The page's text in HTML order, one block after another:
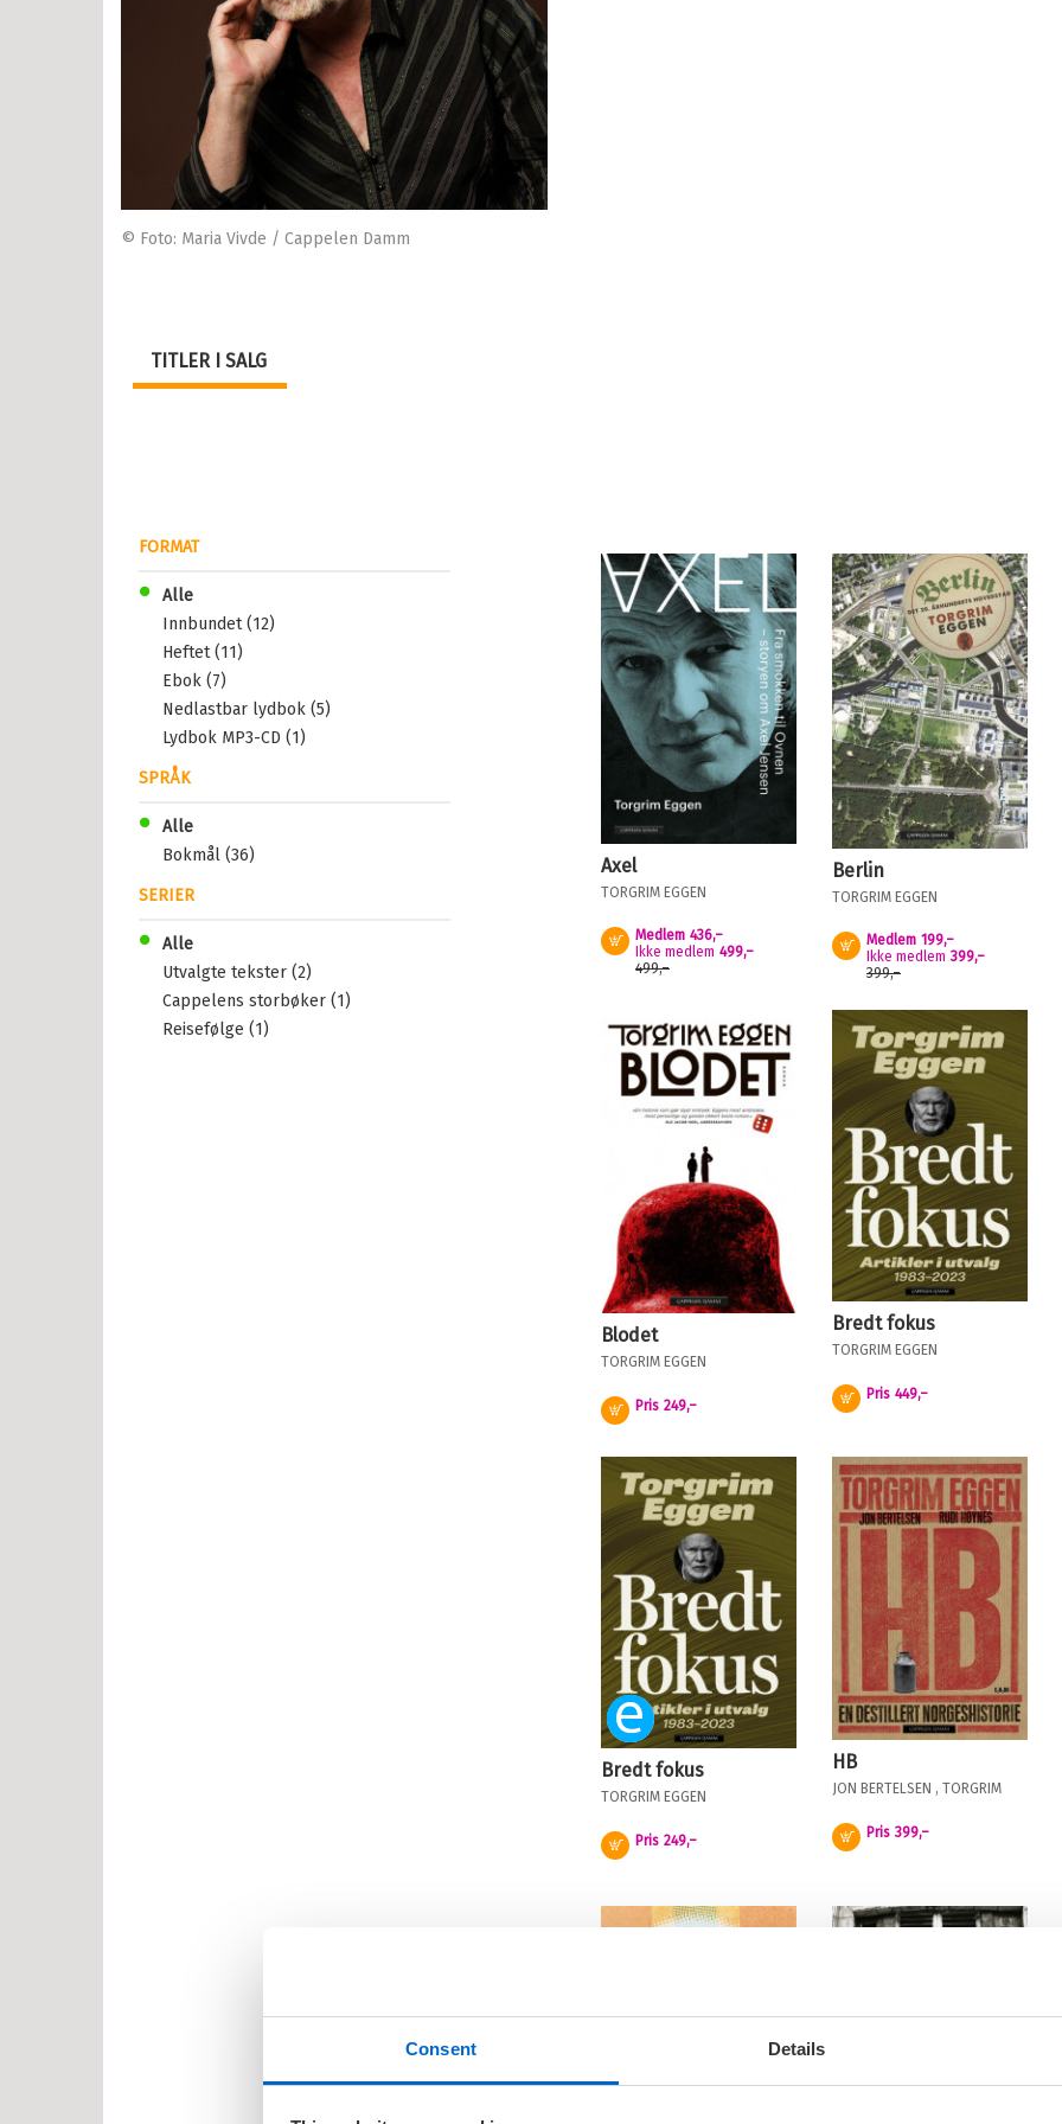
Consent Details
© Foto: Maria Vivde / Cappelen Damm
TITLER I SALG
FORMAT
Alle
Innbundet (12)
Heftet (11)
Ebok (7)
Nedlastbar lydbok (5)
Lydbok MP3-CD (1)
SPRÅK
Alle
Bokmål (36)
SERIER
Alle
Utvalgte tekster (2)
Cappelens storbøker (1)
Reisefølge (1)
Axel
TORGRIM EGGEN
Medlem 436,–
Ikke medlem 499,–
499,–
Kjøp
Berlin
TORGRIM EGGEN
Medlem 199,–
Ikke medlem 399,–
399,–
Kjøp
Blodet
TORGRIM EGGEN
Pris 249,–
Kjøp
Bredt fokus
TORGRIM EGGEN
Pris 449,–
Kjøp
Ebok
Bredt fokus
TORGRIM EGGEN
Pris 249,–
Kjøp
HB
JON BERTELSEN , TORGRIM
Pris 399,–
Kjøp